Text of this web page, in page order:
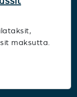
maksutta.